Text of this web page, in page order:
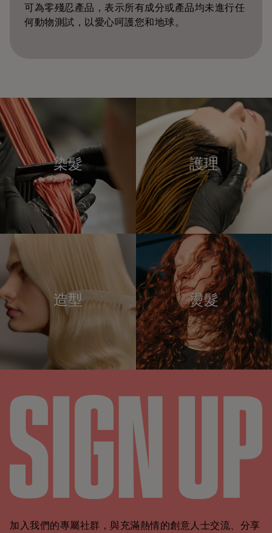
可為零殘忍產品，表示所有成分或產品均未進行任
何動物測試，以愛心呵護您和地球。
染髮 護理
造型 燙髮
加入我們的專屬社群，與充滿熱情的創意人士交流、分享